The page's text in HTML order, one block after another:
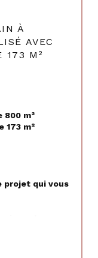
À
AVEC
173 M²
800 m²
173 m²
projet qui vous
ce bien est